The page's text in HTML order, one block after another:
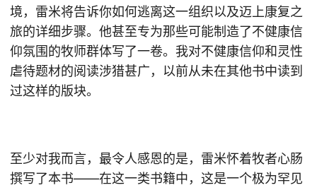
境，雷米将告诉你如何逃离这一组织以及迈上康复之
旅的详细步骤。他甚至专为那些可能制造了不健康信
仰氛围的牧师群体写了一卷。我对不健康信仰和灵性
虐待题材的阅读涉猎甚广，以前从未在其他书中读到
过这样的版块。
至少对我而言，最令人感恩的是，雷米怀着牧者心肠
撰写了本书——在这一类书籍中，这是一个极为罕见